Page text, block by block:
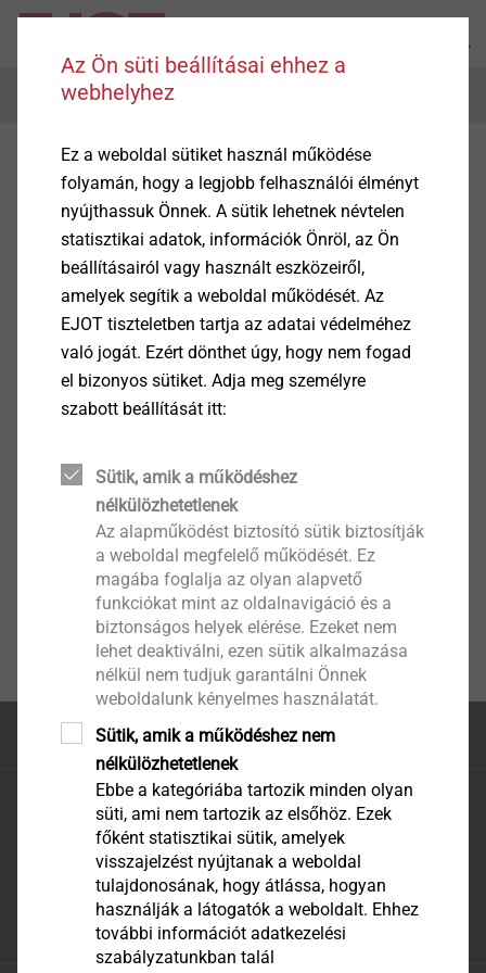
Menu
Az oldal teteje
EJOT Hungaria Kft.
EJOT Hungaria Kereskedelmi és Tanácsadó Kft.
H-2310 Szigetszentmiklós, Leshegy út 16.
Telefon: +36 24 519 360
E-mail: megrendeles@ejot.com
Az Ön süti beállításai ehhez a
webhelyhez
Ez a weboldal sütiket használ működése
folyamán, hogy a legjobb felhasználói élményt
nyújthassuk Önnek. A sütik lehetnek névtelen
statisztikai adatok, információk Önröl, az Ön
beállításairól vagy használt eszközeiről,
amelyek segítik a weboldal működését. Az
EJOT tiszteletben tartja az adatai védelméhez
való jogát. Ezért dönthet úgy, hogy nem fogad
el bizonyos sütiket. Adja meg személyre
szabott beállítását itt:
Sütik, amik a működéshez
nélkülözhetetlenek
Az alapműködést biztosító sütik biztosítják
a weboldal megfelelő működését. Ez
magába foglalja az olyan alapvető
funkciókat mint az oldalnavigáció és a
biztonságos helyek elérése. Ezeket nem
lehet deaktiválni, ezen sütik alkalmazása
nélkül nem tudjuk garantálni Önnek
weboldalunk kényelmes használatát.
Sütik, amik a működéshez nem
nélkülözhetetlenek
Ebbe a kategóriába tartozik minden olyan
süti, ami nem tartozik az elsőhöz. Ezek
főként statisztikai sütik, amelyek
visszajelzést nyújtanak a weboldal
tulajdonosának, hogy átlássa, hogyan
használják a látogatók a weboldalt. Ehhez
további információt adatkezelési
szabályzatunkban talál